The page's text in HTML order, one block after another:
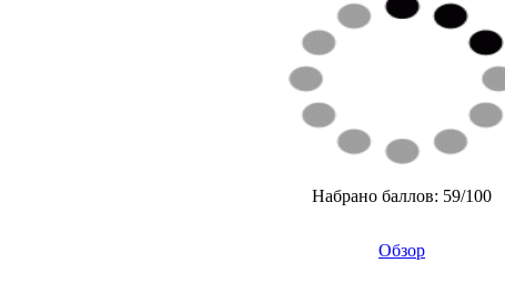
Набрано баллов: 59/100
Обзор